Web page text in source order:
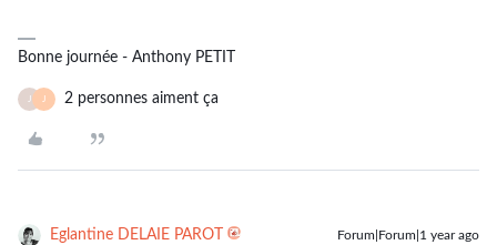
Bonne journée - Anthony PETIT
J J 2 personnes aiment ça
Eglantine DELAIE PAROT Forum|Forum|1 year ago